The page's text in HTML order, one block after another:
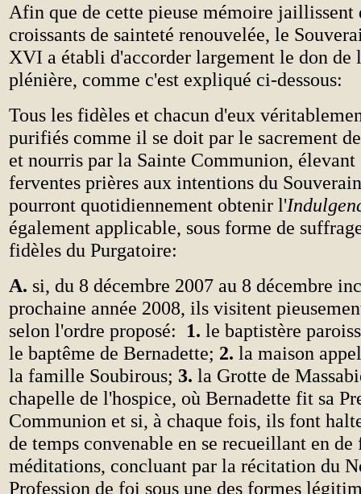
Afin que de cette pieuse mémoire jaillissent
croissants de sainteté renouvelée, le
XVI a établi d'accorder largement le don de
plénière, comme c'est expliqué ci-dessous:
Tous les fidèles et chacun d'eux
purifiés comme il se doit par le sacrement
et nourris par la Sainte Communion,
ferventes prières aux intentions du
pourront quotidiennement obtenir l'
également applicable, sous forme de
fidèles du Purgatoire:
A. si, du 8 décembre 2007 au 8 décembre
prochaine année 2008, ils visitent
selon l'ordre proposé: 1. le baptistère
le baptême de Bernadette; 2. la maison
la famille Soubirous; 3. la Grotte de
chapelle de l'hospice, où Bernadette fit sa
Communion et si, à chaque fois, ils font
de temps convenable en se recueillant en de
méditations, concluant par la récitation du
Profession de foi sous une des formes